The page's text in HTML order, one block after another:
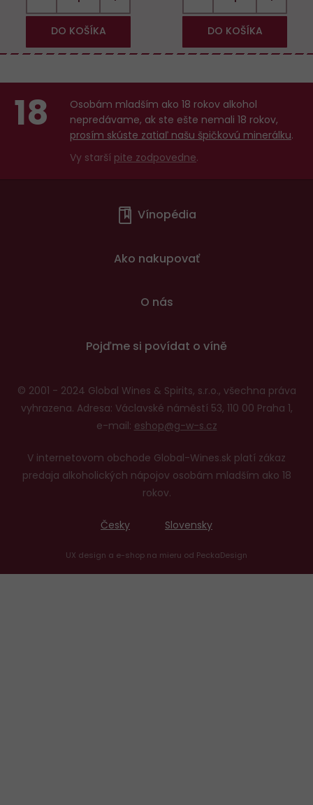
DO KOŠÍKA DO KOŠÍKA
18
Osobám mladším ako 18 rokov alkohol
nepredávame, ak ste ešte nemali 18 rokov,
prosím skúste zatiaľ našu špičkovú minerálku.
Vy starší pite zodpovedne.
Vínopédia
Ako nakupovať
O nás
Pojďme si povídat o víně
© 2001 - 2024 Global Wines & Spirits, s.r.o., všechna práva
vyhrazena. Adresa: Václavské náměstí 53, 110 00 Praha 1,
e-mail: eshop@g-w-s.cz
V internetovom obchode Global-Wines.sk platí zákaz
predaja alkoholických nápojov osobám mladším ako 18
rokov.
Česky Slovensky
UX design a e-shop na mieru od PeckaDesign